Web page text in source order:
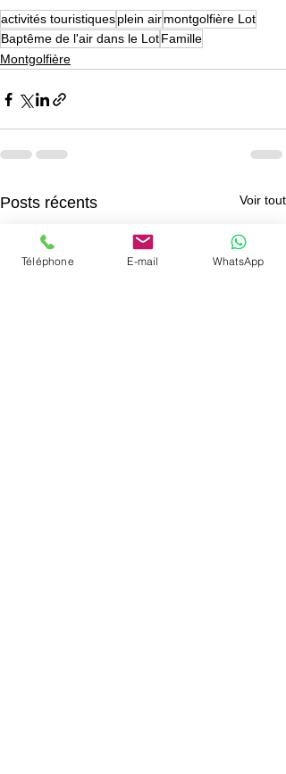
activités touristiquesplein airmontgolfière Lot
Baptême de l'air dans le LotFamille
Montgolfière
Posts récents Voir tout
Téléphone E-mail WhatsApp